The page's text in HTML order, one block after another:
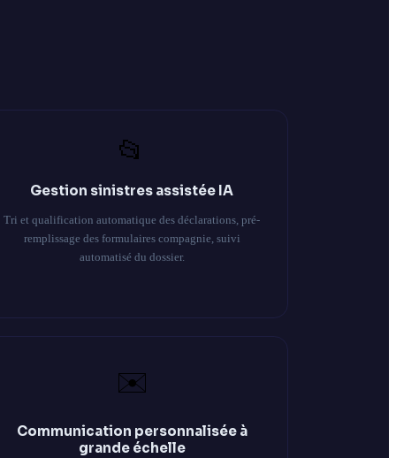
📂
Gestion sinistres assistée IA
Tri et qualification automatique des déclarations, pré-
remplissage des formulaires compagnie, suivi
automatisé du dossier.
✉️
Communication personnalisée à
grande échelle